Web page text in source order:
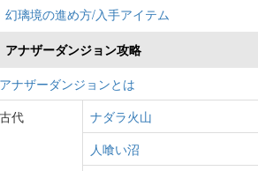
幻璃境の進め方/入手アイテム
アナザーダンジョン攻略
アナザーダンジョンとは
古代
ナダラ火山
人喰い沼